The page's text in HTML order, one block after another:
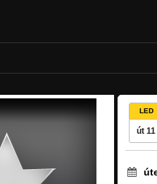
LED
út 11